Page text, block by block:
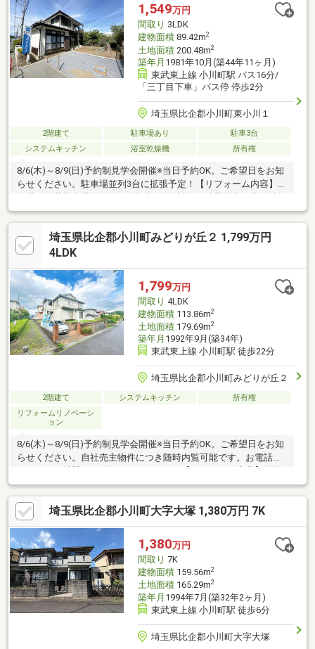
1,549万円
間取り 3LDK
建物面積89.42m2
土地面積200.48m2
築年月 1981年10月(築44年11ヶ月)
東武東上線 小川町駅 バス16分/
「三丁目下車」バス停 停歩2分
埼玉県比企郡小川町東小川１
2階建て 駐車場あり
駐車3台
システムキッチン
浴室乾燥機 所有権
8/6(木)～8/9(日)予約制見学会開催※当日予約OK。ご希望日をお知
らせください。駐車場並列3台に拡張予定！【リフォーム内容】●
●内装工事システムキッチン交換、ユニットバス交換、トイレ交
換、洗面化粧台交換、玄関扉交換、室内ドア（一部）交換、床材
上張り、シューズボックス交換、クロス張替え、畳表替え、障
子・襖張替え、給湯器交換、インターホン設置、火災警報器設
雨漏り点検【おすすめポイント】・シロアリ防除工事施工後5年間
保証・
埼玉県比企郡小川町みどりが丘２ 1,799万円
4LDK
1,799万円
間取り 4LDK
建物面積113.86m2
土地面積179.69m2
築年月 1992年9月(築34年)
東武東上線 小川町駅 徒歩22分
埼玉県比企郡小川町みどりが丘２
2階建て システムキッチン
所有権
リフォームリノベーシ
ョン
8/6(木)～8/9(日)予約制見学会開催※当日予約OK。ご希望日をお知
らせください。自社売主物件につき随時内覧可能です。お電話か
構・外装外壁塗装、屋根塗装、駐車拡張●内装工事システムキッ
チン交換、ユニットバス交換、トイレ交換、洗面化粧台交換、室
内ドア（一部）交換、床材上張り、下駄箱交換、クロス張替え、
畳表替え、障子・襖張替え、インターホン設置、火災警報器設
置、照明器具交換、シロアリ防除工事【周辺施設】・ヤオコーみ
どりが丘店様まで約600ｍ（徒歩約8分）・バス停 みどりが丘5
丁目まで約
埼玉県比企郡小川町大字大塚 1,380万円 7K
1,380万円
間取り 7K
建物面積159.56m2
土地面積165.29m2
築年月 1994年7月(築32年2ヶ月)
東武東上線 小川町駅 徒歩6分
埼玉県比企郡小川町大字大塚